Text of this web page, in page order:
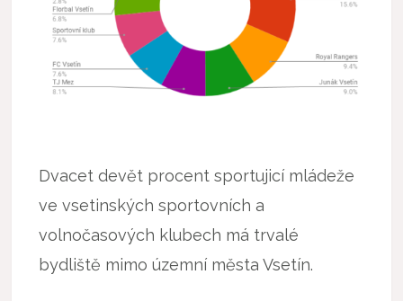
Dvacet devět procent sportujicí mládeže
ve vsetinských sportovních a
volnočasových klubech má trvalé
bydliště mimo územní města Vsetín.